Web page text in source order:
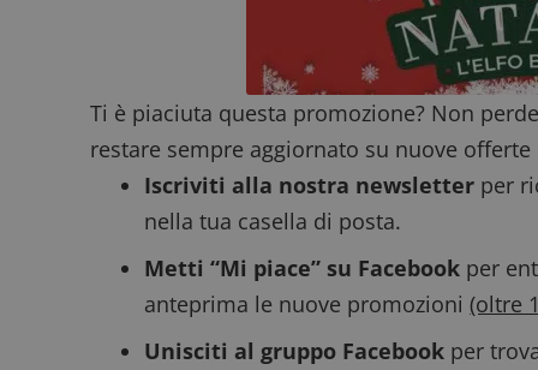
Ti è piaciuta questa promozione? Non
restare sempre aggiornato su nuove offerte
Iscriviti alla nostra newsletter per
nella tua casella di posta.
Metti “Mi piace” su Facebook per
anteprima le nuove promozioni(oltre
Unisciti al gruppo Facebook per